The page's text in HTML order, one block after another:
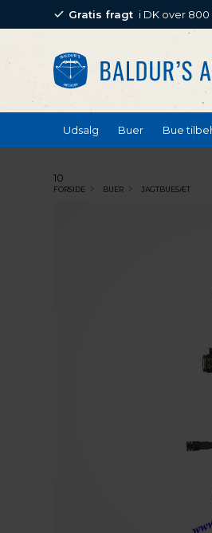
Gratis fragt i DK over
Udsalg Buer Bue
10
FORSIDE BUER JAGTBUESÆT